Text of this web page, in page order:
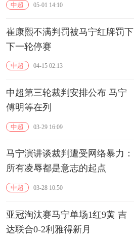
中超 05-01 14:10
崔康熙不满判罚被马宁红牌罚下
下一轮停赛
中超 04-15 02:13
中超第三轮裁判安排公布 马宁
傅明等在列
中超 03-29 16:09
马宁演讲谈裁判遭受网络暴力：
所有凌辱都是意志的起点
中超 03-28 10:50
亚冠淘汰赛马宁单场1红9黄 吉
达联合0-2利雅得新月